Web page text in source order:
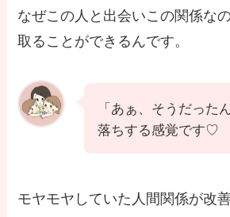
なぜこの人と出会いこの関係な
取ることができるんです。
「あぁ、そうだった
落ちする感覚です♡
モヤモヤしていた人間関係が改